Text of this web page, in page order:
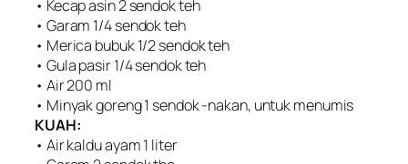
• Kecap asin 2 sendok teh
• Garam 1/4 sendok teh
• Merica bubuk 1/2 sendok teh
• Gula pasir 1/4 sendok teh
• Air 200 ml
• Minyak goreng 1 sendok -nakan, untuk menumis
KUAH:
• Air kaldu ayam 1 liter